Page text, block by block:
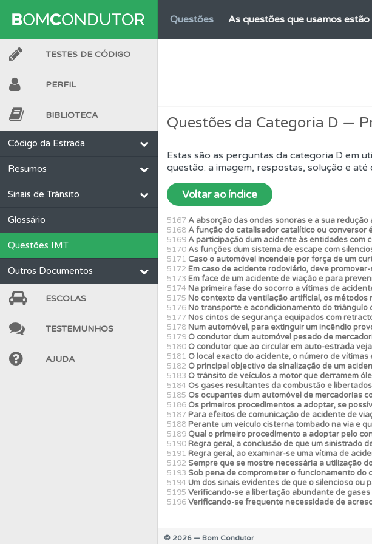
Questões As questões que usamos
Conta Crie uma conta para poder
Biblioteca Consulte o código da estrada
Testes Deve fazer o teste que
Perfil Consulte as suas estatísticas no
Conta Crie uma conta para ter acesso às
Questões Consulte as explicações das
Testes O teste "Novas" apresenta-lhe
Questões Consulte os comentários da
Questões Consulte aqui todas as
TESTES DE CÓDIGO
PERFIL
BIBLIOTECA
Código da Estrada
Resumos
Sinais de Trânsito
Glossário
Questões IMT
Outros Documentos
ESCOLAS
TESTEMUNHOS
AJUDA
Questões da Categoria D —
Estas são as perguntas da categoria D em
questão: a imagem, respostas, solução e
Voltar ao índice
5167 A absorção das ondas sonoras e a sua
5168A função do catalisador catalítico ou conversor
5169A participação dum acidente às entidades com
5170As funções dum sistema de escape com
5171 Caso o automóvel incendeie por força de um
5172 Em caso de acidente rodoviário, deve
5173 Em face de um acidente de viação e para
5174Na primeira fase do socorro a vítimas de
5175 No contexto da ventilação artificial, os métodos
5176No transporte e acondicionamento do triângulo
5177 Nos cintos de segurança equipados com
5178Num automóvel, para extinguir um incêndio
5179 O condutor dum automóvel pesado de
5180 O condutor que ao circular em auto-estrada
5181 O local exacto do acidente, o número de
5182 O principal objectivo da sinalização de um
5183 O trânsito de veículos a motor que derramem
5184 Os gases resultantes da combustão e
5185 Os ocupantes dum automóvel de mercadorias
5186 Os primeiros procedimentos a adoptar, se
5187 Para efeitos de comunicação de acidente de
5188Perante um veículo cisterna tombado na via e
5189 Qual o primeiro procedimento a adoptar pelo
5190Regra geral, a conclusão de que um sinistrado
5191 Regra geral, ao examinar-se uma vítima de
5192 Sempre que se mostre necessária a utilização
5193 Sob pena de comprometer o funcionamento do
5194Um dos sinais evidentes de que o silencioso ou
5195 Verificando-se a libertação abundante de
5196Verificando-se frequente necessidade de
© 2026 — Bom Condutor